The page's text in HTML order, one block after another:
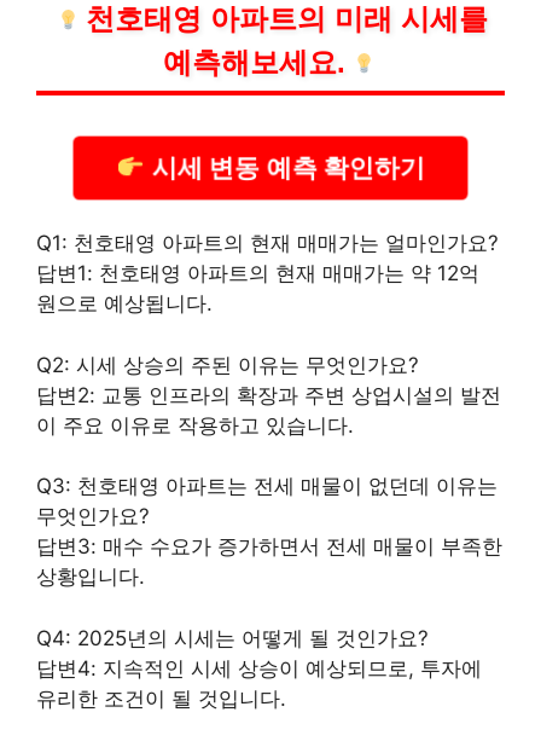
천호태영 아파트의 미래 시세를
예측해보세요.
시세 변동 예측 확인하기
Q1: 천호태영 아파트의 현재 매매가는 얼마인가요?
답변1: 천호태영 아파트의 현재 매매가는 약 12억
원으로 예상됩니다.
Q2: 시세 상승의 주된 이유는 무엇인가요?
답변2: 교통 인프라의 확장과 주변 상업시설의 발전
이 주요 이유로 작용하고 있습니다.
Q3: 천호태영 아파트는 전세 매물이 없던데 이유는
무엇인가요?
답변3: 매수 수요가 증가하면서 전세 매물이 부족한
상황입니다.
Q4: 2025년의 시세는 어떻게 될 것인가요?
답변4: 지속적인 시세 상승이 예상되므로, 투자에
유리한 조건이 될 것입니다.